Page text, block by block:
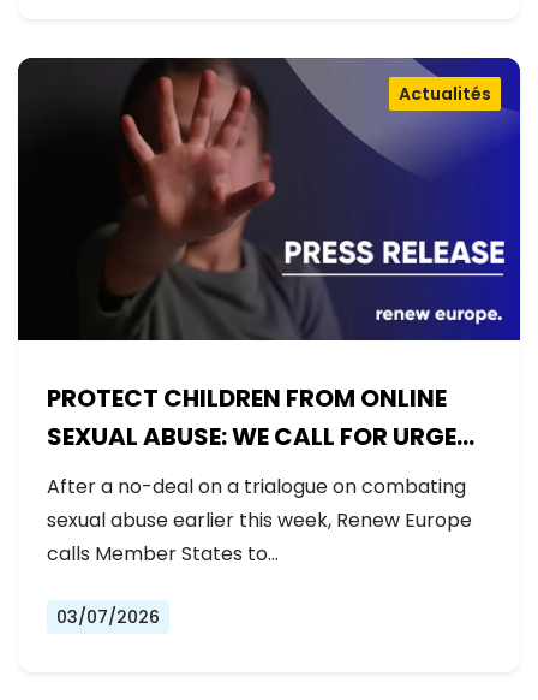
PROTECT CHILDREN FROM ONLINE
SEXUAL ABUSE: WE CALL FOR URGENT
NEGOTIATIONS AND PERMANENT
SOLUTION
Actualités
After a no-deal on a trialogue on combating
sexual abuse earlier this week, Renew Europe
calls Member States to…
03/07/2026